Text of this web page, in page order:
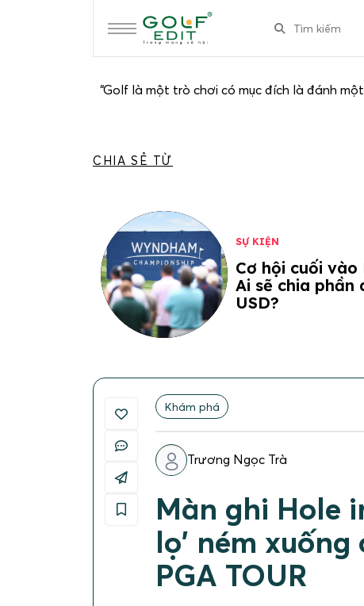
“Golf là một trò chơi có mục đích là đánh
CHIA SẺ TỪ
SỰ KIỆN
Cơ hội cuối vào
Ai sẽ chia phần
USD?
Khám phá
Trương Ngọc Trà
Màn ghi Hole
lọ' ném
PGA TOUR